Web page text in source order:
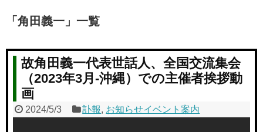
「 角田義一 」 一覧
故角田義一代表世話人、全国交流集会
（2023年3月-沖縄）での主催者挨拶動
画
2024/5/3 訃報, お知らせイベント案内